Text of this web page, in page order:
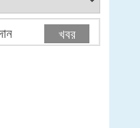
e-Tender
খবর